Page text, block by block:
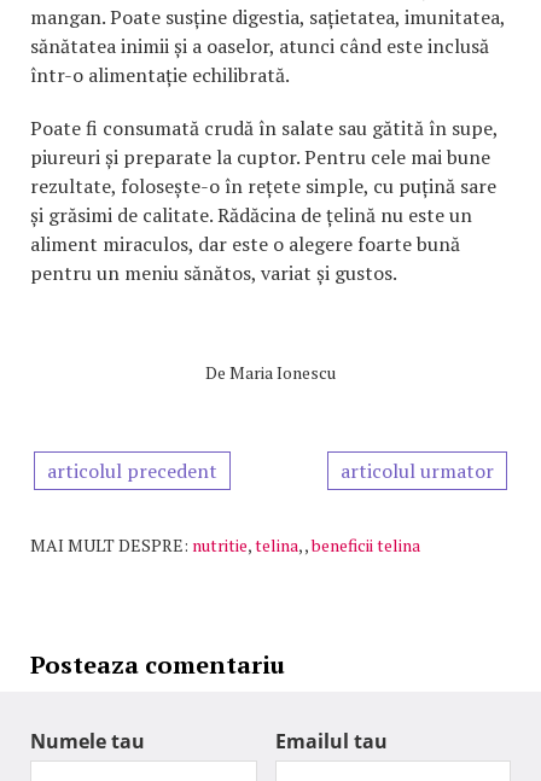
mangan. Poate susține digestia, sațietatea, imunitatea,
sănătatea inimii și a oaselor, atunci când este inclusă
într-o alimentație echilibrată.
Poate fi consumată crudă în salate sau gătită în supe,
piureuri și preparate la cuptor. Pentru cele mai bune
rezultate, folosește-o în rețete simple, cu puțină sare
și grăsimi de calitate. Rădăcina de țelină nu este un
aliment miraculos, dar este o alegere foarte bună
pentru un meniu sănătos, variat și gustos.
De Maria Ionescu
articolul precedent articolul urmator
MAI MULT DESPRE: nutritie,telina,,beneficii telina
Posteaza comentariu
Numele tau Emailul tau